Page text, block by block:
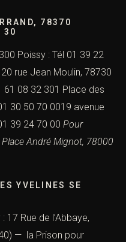
78370
30
Poissy : Tél 01 39 22
rue Jean Moulin, 78730
61 08 32 301 Place des
30 50 70 0019 avenue
39 24 70 00 Pour
André Mignot, 78000
YVELINES SE
Rue de l’Abbaye,
—
la Prison pour